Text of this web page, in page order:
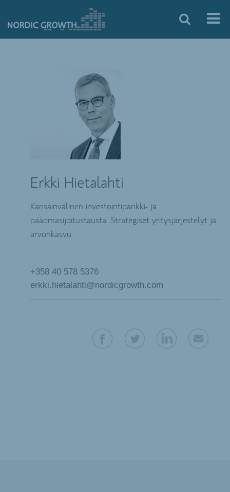
Erkki Hietalahti
Kansainvälinen investointipankki- ja
pääomasijoitustausta. Strategiset yritysjärjestelyt ja
arvonkasvu.
+358 40 578 5376
erkki.hietalahti@nordicgrowth.com